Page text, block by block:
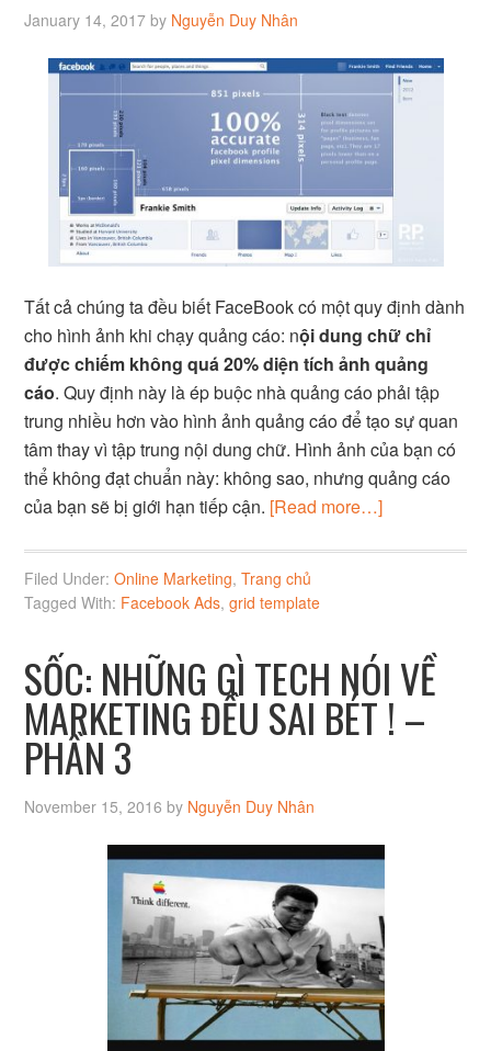
January 14, 2017 by Nguyễn Duy Nhân
Tất cả chúng ta đều biết FaceBook có một quy định dành
cho hình ảnh khi chạy quảng cáo: nội dung chữ chỉ
được chiếm không quá 20% diện tích ảnh quảng
cáo. Quy định này là ép buộc nhà quảng cáo phải tập
trung nhiều hơn vào hình ảnh quảng cáo để tạo sự quan
tâm thay vì tập trung nội dung chữ. Hình ảnh của bạn có
thể không đạt chuẩn này: không sao, nhưng quảng cáo
của bạn sẽ bị giới hạn tiếp cận. [Read more…]
Filed Under:Online Marketing,Trang chủ
Tagged With: Facebook Ads,grid template
SỐC: NHỮNG GÌ TECH NÓI VỀ
MARKETING ĐỀU SAI BÉT ! –
PHẦN 3
November 15, 2016 by Nguyễn Duy Nhân